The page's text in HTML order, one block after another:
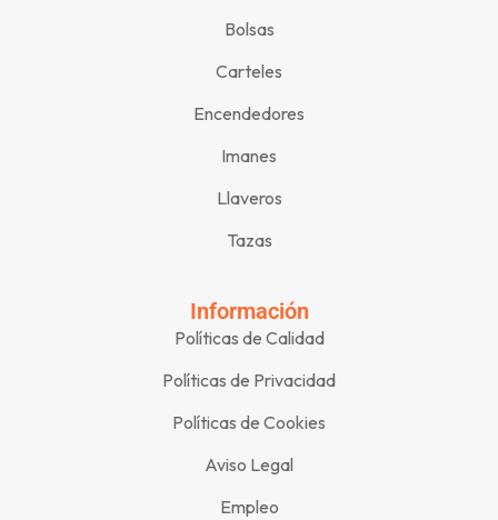
Bolsas
Carteles
Encendedores
Imanes
Llaveros
Tazas
Información
Políticas de Calidad
Políticas de Privacidad
Políticas de Cookies
Aviso Legal
Empleo